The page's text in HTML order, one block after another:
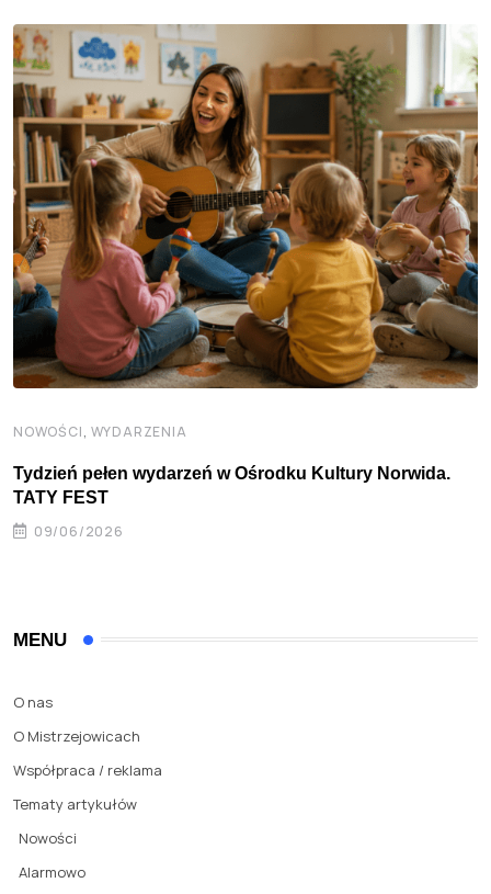
NOWOŚCI WYDARZENIA
Tydzień pełen wydarzeń w Ośrodku Kultury Norwida.
TATY FEST
09/06/2026
MENU
O nas
O Mistrzejowicach
Współpraca / reklama
Tematy artykułów
Nowości
Alarmowo